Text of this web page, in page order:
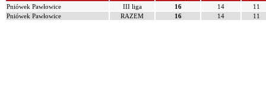
Pniówek Pawłowice
III liga 16 14
11
Pniówek Pawłowice
RAZEM 16 14 11